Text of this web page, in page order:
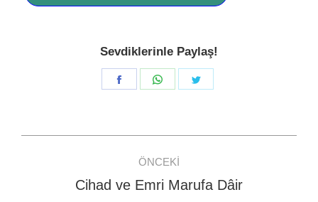
Sevdiklerinle Paylaş!
Share
Share
navigation
ÖNCEKI
Previous
Cihad ve Emri Marufa Dâir